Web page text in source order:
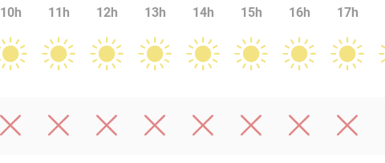
10h 11h 12h 13h 14h 15h 16h 17h